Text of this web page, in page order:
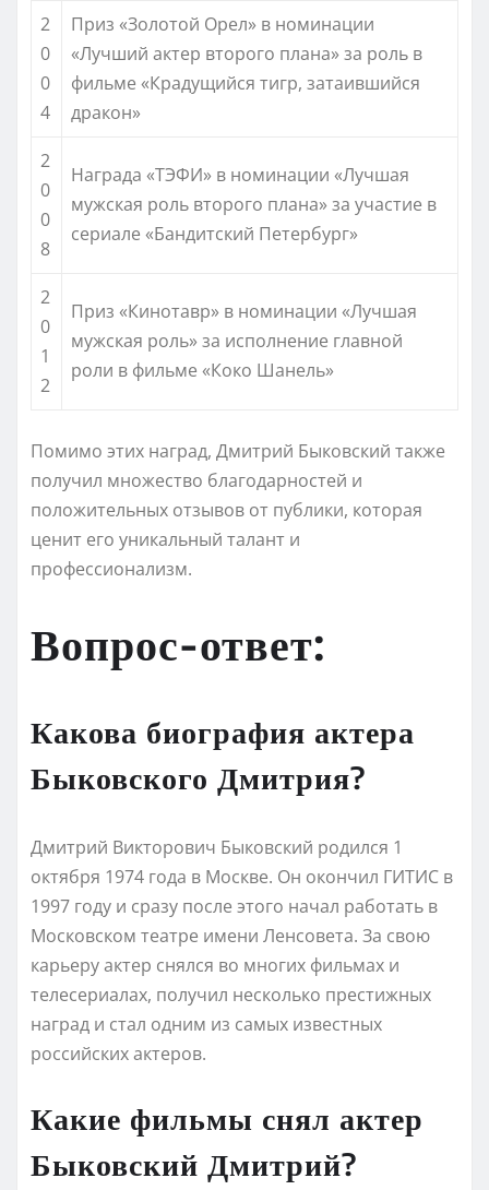
2
0
0
4
Приз «Золотой Орел» в номинации
«Лучший актер второго плана» за роль в
фильме «Крадущийся тигр, затаившийся
дракон»
2
0
0
8
Награда «ТЭФИ» в номинации «Лучшая
мужская роль второго плана» за участие в
сериале «Бандитский Петербург»
2
0
1
2
Приз «Кинотавр» в номинации «Лучшая
мужская роль» за исполнение главной
роли в фильме «Коко Шанель»
Помимо этих наград, Дмитрий Быковский также
получил множество благодарностей и
положительных отзывов от публики, которая
ценит его уникальный талант и
профессионализм.
Вопрос-ответ:
Какова биография актера
Быковского Дмитрия?
Дмитрий Викторович Быковский родился 1
октября 1974 года в Москве. Он окончил ГИТИС в
1997 году и сразу после этого начал работать в
Московском театре имени Ленсовета. За свою
карьеру актер снялся во многих фильмах и
телесериалах, получил несколько престижных
наград и стал одним из самых известных
российских актеров.
Какие фильмы снял актер
Быковский Дмитрий?